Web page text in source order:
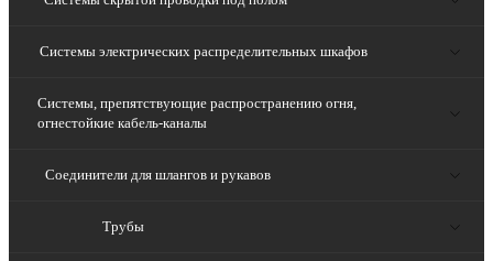
Системы электрических распределительных шкафов
Системы, препятствующие распространению огня,
огнестойкие кабель-каналы
Соединители для шлангов и рукавов
Трубы